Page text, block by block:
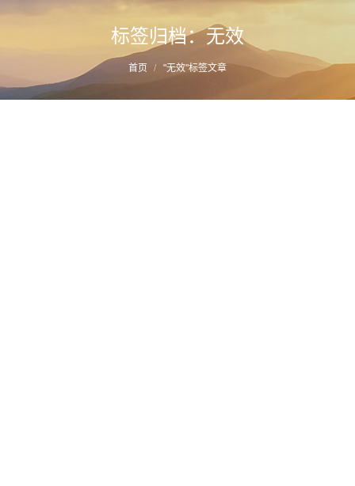
标签归档：无效
首页 "无效"标签文章